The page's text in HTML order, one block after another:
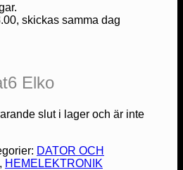
skickas samma dag
Elko
slut i lager och är inte
DATOR OCH
, HEMELEKTRONIK